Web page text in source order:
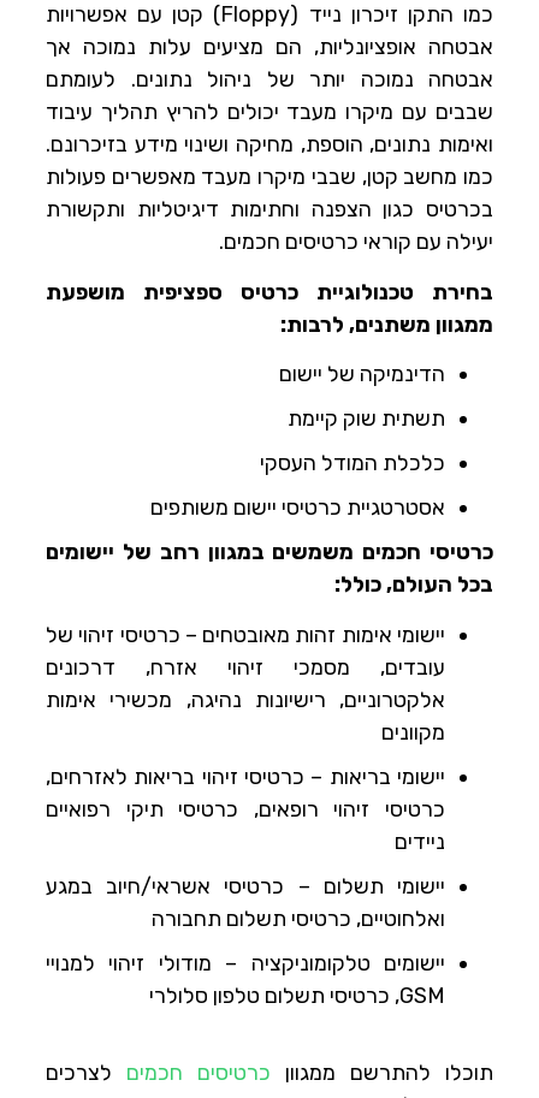
כמו התקן זיכרון נייד (Floppy) קטן עם אפשרויות
אבטחה אופציונליות, הם מציעים עלות נמוכה אך
אבטחה נמוכה יותר של ניהול נתונים. לעומתם
שבבים עם מיקרו מעבד יכולים להריץ תהליך עיבוד
ואימות נתונים, הוספת, מחיקה ושינוי מידע בזיכרונם.
כמו מחשב קטן, שבבי מיקרו מעבד מאפשרים פעולות
בכרטיס כגון הצפנה וחתימות דיגיטליות ותקשורת
יעילה עם קוראי כרטיסים חכמים.
בחירת טכנולוגיית כרטיס ספציפית מושפעת
ממגוון משתנים, לרבות:
הדינמיקה של יישום
תשתית שוק קיימת
כלכלת המודל העסקי
אסטרטגיית כרטיסי יישום משותפים
כרטיסי חכמים משמשים במגוון רחב של יישומים
בכל העולם, כולל:
יישומי אימות זהות מאובטחים – כרטיסי זיהוי של
עובדים, מסמכי זיהוי אזרח, דרכונים
אלקטרוניים, רישיונות נהיגה, מכשירי אימות
מקוונים
יישומי בריאות – כרטיסי זיהוי בריאות לאזרחים,
כרטיסי זיהוי רופאים, כרטיסי תיקי רפואיים
ניידים
יישומי תשלום – כרטיסי אשראי/חיוב במגע
ואלחוטיים, כרטיסי תשלום תחבורה
יישומים טלקומוניקציה – מודולי זיהוי למנויי
GSM, כרטיסי תשלום טלפון סלולרי
תוכלו להתרשם ממגוון כרטיסים חכמים לצרכים